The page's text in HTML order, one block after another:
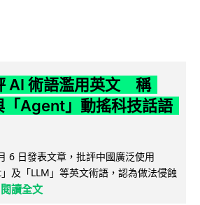
AI 術語濫用英文 稱
「Agent」動搖科技話語
6 日發表文章，批評中國廣泛使用
及「LLM」等英文術語，認為做法侵蝕
閱讀全文